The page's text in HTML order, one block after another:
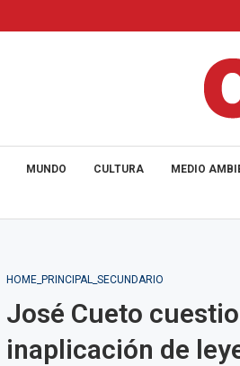
MUNDO CULTURA MEDIO
HOME_PRINCIPAL_SECUNDARIO
José Cueto
inaplicación de